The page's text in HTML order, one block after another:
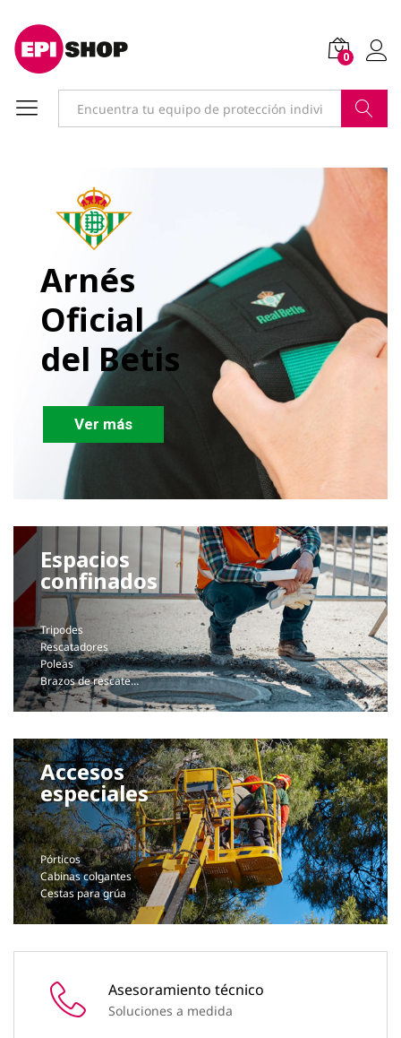
0
Arnés
Oficial
del Betis
Ver más
Espacios
confinados
Tripodes
Rescatadores
Poleas
Brazos de rescate…
Accesos
especiales
Pórticos
Cabinas colgantes
Cestas para grúa
Asesoramiento técnico
Soluciones a medida